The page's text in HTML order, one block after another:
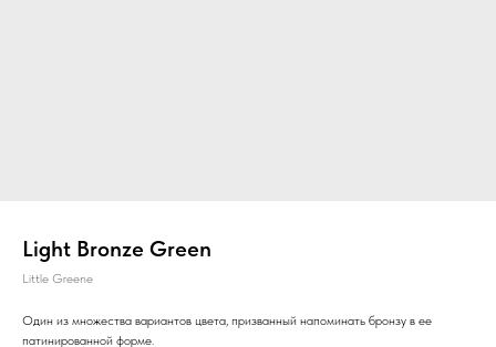
Light Bronze Green
Little Greene
Один из множества вариантов цвета, призванный напоминать бронзу в ее
патинированной форме.